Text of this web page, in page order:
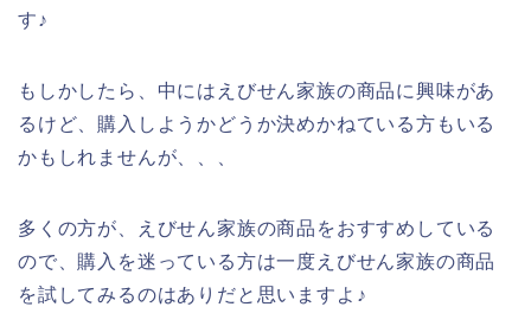
す♪
もしかしたら、中にはえびせん家族の商品に興味があ
るけど、購入しようかどうか決めかねている方もいる
かもしれませんが、、、
多くの方が、えびせん家族の商品をおすすめしている
ので、購入を迷っている方は一度えびせん家族の商品
を試してみるのはありだと思いますよ♪